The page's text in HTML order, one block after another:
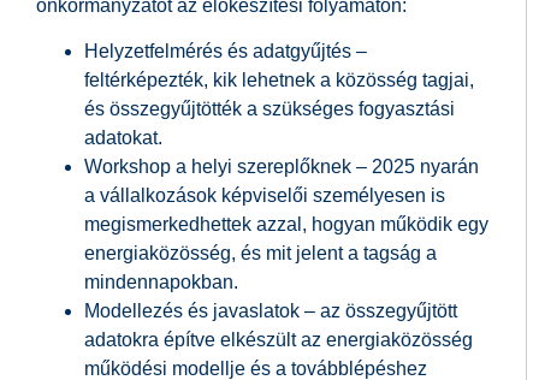
önkormányzatot az előkészítési folyamaton:
Helyzetfelmérés és adatgyűjtés –
feltérképezték, kik lehetnek a közösség tagjai,
és összegyűjtötték a szükséges fogyasztási
adatokat.
Workshop a helyi szereplőknek – 2025 nyarán
a vállalkozások képviselői személyesen is
megismerkedhettek azzal, hogyan működik egy
energiaközösség, és mit jelent a tagság a
mindennapokban.
Modellezés és javaslatok – az összegyűjtött
adatokra építve elkészült az energiaközösség
működési modellje és a továbblépéshez